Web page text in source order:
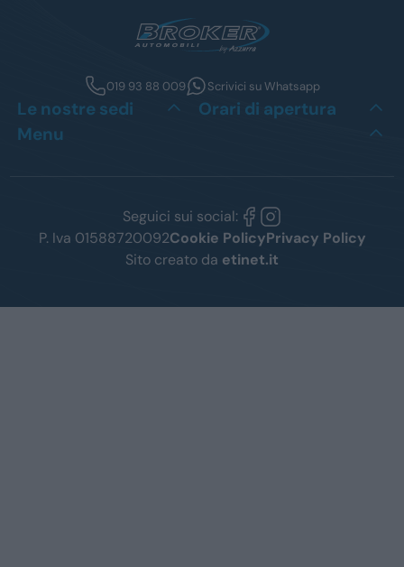
019 93 88 009 Scrivici su Whatsapp
Le nostre sedi
Orari di apertura
Menu
Seguici sui social:
P. Iva 01588720092Cookie PolicyPrivacy Policy
Sito creato da etinet.it